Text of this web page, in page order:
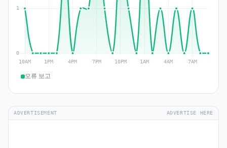
오류 보고
ADVERTISEMENT ADVERTISE HERE